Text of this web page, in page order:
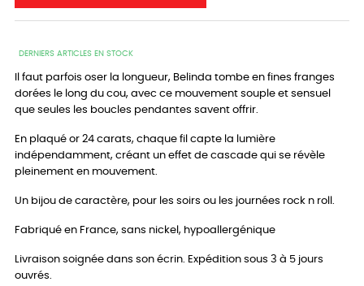
DERNIERS ARTICLES EN STOCK
Il faut parfois oser la longueur, Belinda tombe en fines franges
dorées le long du cou, avec ce mouvement souple et sensuel
que seules les boucles pendantes savent offrir.
En plaqué or 24 carats, chaque fil capte la lumière
indépendamment, créant un effet de cascade qui se révèle
pleinement en mouvement.
Un bijou de caractère, pour les soirs ou les journées rock n roll.
Fabriqué en France, sans nickel, hypoallergénique
Livraison soignée dans son écrin. Expédition sous 3 à 5 jours
ouvrés.